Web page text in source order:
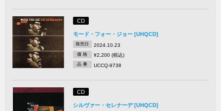
CD
モード・フォー・ジョー [UHQCD]
発売日 2024.10.23
価 格 ¥2,200 (税込)
品 番 UCCQ-9738
CD
シルヴァー・セレナーデ [UHQCD]